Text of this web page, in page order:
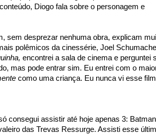
Diogo fala sobre o personagem e
sem desprezar nenhuma obra, explicam
polêmicos da cinessérie, Joel
encontrei a sala de cinema e perguntei
mas pode entrar sim. Eu entrei com o
como uma criança. Eu nunca vi esse
consegui assistir até hoje apenas 3:
das Trevas Ressurge. Assisti esse